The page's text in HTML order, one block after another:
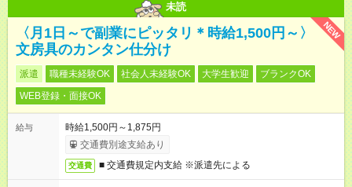
未読
NEW
〈月1日～で副業にピッタリ＊時給1,500円～〉
文房具のカンタン仕分け
派遣 職種未経験OK 社会人未経験OK 大学生歓迎
ブランクOK
WEB登録・面接OK
給与
時給1,500円～1,875円
交通費別途支給あり
交通費 ■ 交通費規定内支給 ※派遣先による